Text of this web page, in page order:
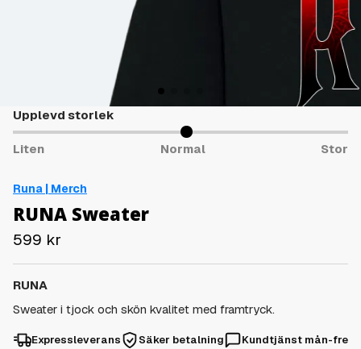
Upplevd storlek
Liten Normal Stor
Runa | Merch
RUNA Sweater
599 kr
RUNA
Sweater i tjock och skön kvalitet med framtryck.
Expressleverans Säker betalning Kundtjänst mån-fre